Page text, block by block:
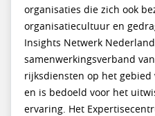
organisaties die zich ook
organisatiecultuur en
Insights Netwerk
samenwerkingsverband
rijksdiensten op het gebied
en is bedoeld voor het
ervaring. Het